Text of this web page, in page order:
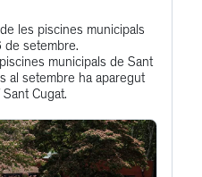
Profile
Get
to
this
les piscines municipals
de setembre.
municipals de Sant
al setembre ha aparegut
Sant Cugat.